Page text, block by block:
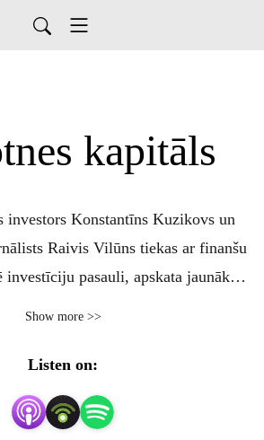
kapitāls
investors Konstantīns Kuzikovs un
Raivis Vilūns tiekas ar finanšu
investīciju pasauli, apskata jaunākos
kas ir ienesīgāks – klasiskie,
augošie, riskantie finanšu
instrumenti.
Show more >>
Listen on: